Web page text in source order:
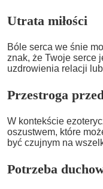
Utrata miłości
Bóle serca we śnie
znak, że Twoje serce
uzdrowienia relacji
Przestroga
W kontekście
oszustwem, które
być czujnym na
Potrzeba